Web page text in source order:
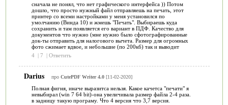
сначала не понял, что нет графического интерфейса )) Потом
дошло, что просто нужный файл отправляешь на печать, этот
принтер со всеми настройками у меня установился по
умолчанию (Винда 10) и жмешь "Печать". Выбираешь куда
сохранить и там появляется его вариант в ПДФ. Качество для
документов что нужно (мне нужно было сфотографированные
док-ты отправить для налогового вычета. Размер для огромных
фото сжимает вдвое, и небольшие (по 200кб) так и выводит
4 | 7 | Ответить
Darius про CutePDF Writer 4.0[11-02-2020]
Полная фигня, иначе выразитса нельзя. Какое качетса "печати" я
невыбирал (win 7 64 bit)-она увеличивала размер файла 2-4 раза.
в задницу такую програму. Что 4 версия что 3,7 версия.